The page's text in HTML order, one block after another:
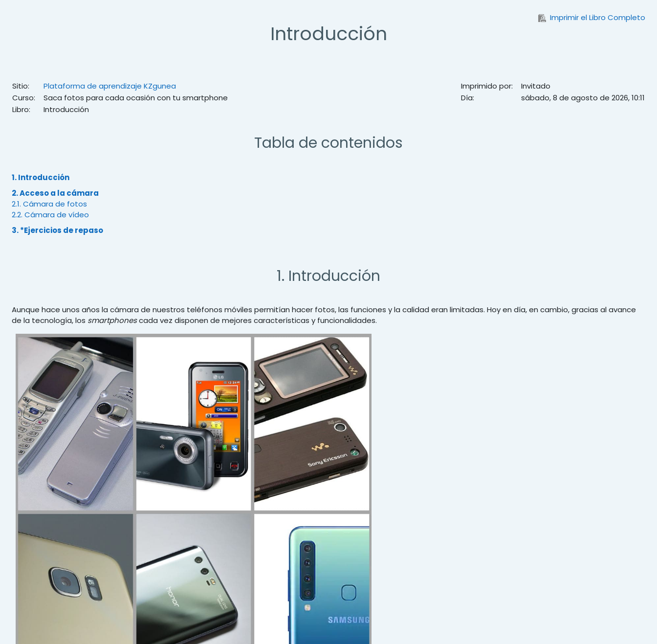
Imprimir el Libro Completo
Introducción
Sitio:
Plataforma de aprendizaje KZgunea
Curso:
Saca fotos para cada ocasión con tu smartphone
Libro:
Introducción
Imprimido por:
Invitado
Día:
sábado, 8 de agosto de 2026, 10:11
Tabla de contenidos
1. Introducción
2. Acceso a la cámara
2.1. Cámara de fotos
2.2. Cámara de vídeo
3. *Ejercicios de repaso
1. Introducción
Aunque hace unos años la cámara de nuestros teléfonos móviles permitían hacer fotos, las funciones y la calidad eran limitadas. Hoy en día, en cambio, gracias al avance
de la tecnología, los smartphonescada vez disponen de mejores características y funcionalidades.